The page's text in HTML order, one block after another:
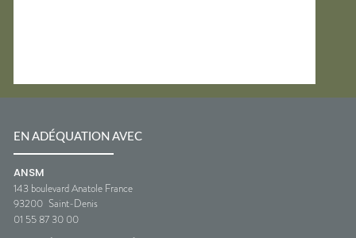
EN ADÉQUATION AVEC
ANSM
143 boulevard Anatole France
93200 Saint-Denis
01 55 87 30 00